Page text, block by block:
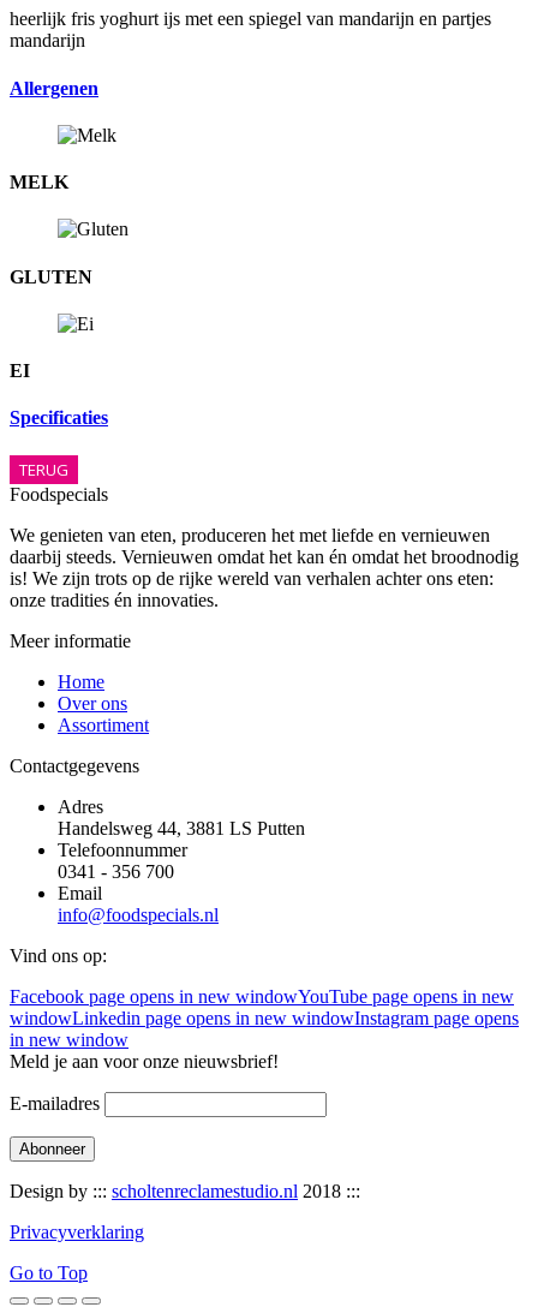
heerlijk fris yoghurt ijs met een spiegel van mandarijn en partjes
mandarijn
Allergenen
MELK
GLUTEN
EI
Specificaties
TERUG
Foodspecials
We genieten van eten, produceren het met liefde en vernieuwen
daarbij steeds. Vernieuwen omdat het kan én omdat het broodnodig
is! We zijn trots op de rijke wereld van verhalen achter ons eten:
onze tradities én innovaties.
Meer informatie
Home
Over ons
Assortiment
Contactgegevens
Adres
Handelsweg 44, 3881 LS Putten
Telefoonnummer
0341 - 356 700
Email
info@foodspecials.nl
Vind ons op:
Facebook page opens in new windowYouTube page opens in new
windowLinkedin page opens in new windowInstagram page opens
in new window
Meld je aan voor onze nieuwsbrief!
E-mailadres
Design by ::: scholtenreclamestudio.nl 2018 :::
Privacyverklaring
Go to Top